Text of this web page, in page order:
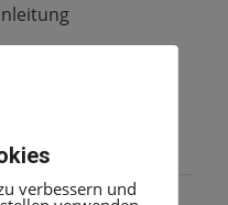
verbessern und